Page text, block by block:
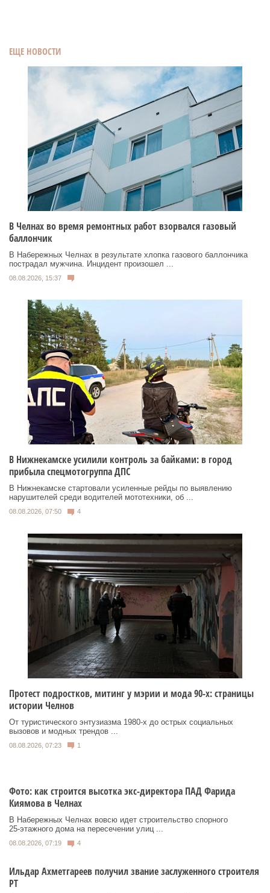
ЕЩЕ НОВОСТИ
В Челнах во время ремонтных работ взорвался газовый
баллончик
В Набережных Челнах в результате хлопка газового баллончика
пострадал мужчина. Инцидент произошел ...
08.08.2026, 15:37
В Нижнекамске усилили контроль за байками: в город
прибыла спецмотогруппа ДПС
В Нижнекамске стартовали усиленные рейды по выявлению
нарушителей среди водителей мототехники, об ...
08.08.2026, 07:50 4
Протест подростков, митинг у мэрии и мода 90-х: страницы
истории Челнов
От туристического энтузиазма 1980‑х до острых социальных
вызовов и модных трендов ...
08.08.2026, 07:23 1
Фото: как строится высотка экс-директора ПАД Фарида
Киямова в Челнах
В Набережных Челнах вовсю идет строительство спорного
25‑этажного дома на пересечении улиц ...
08.08.2026, 07:19 4
Ильдар Ахметгареев получил звание заслуженного строителя
РТ